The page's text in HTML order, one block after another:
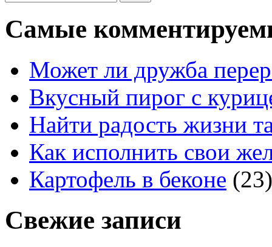
Самые
Может ли дружба
Вкусный пирог с
Найти радость жизни
Как исполнить свои
Картофель в беконе (23)
Свежие записи